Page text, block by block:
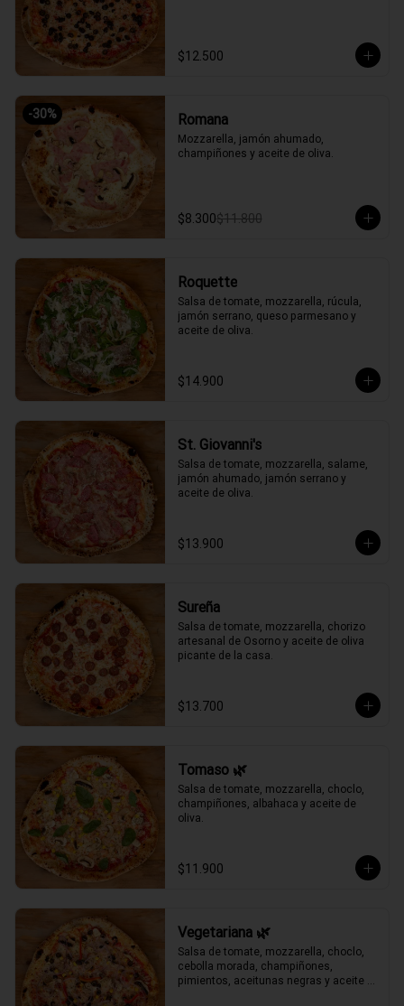
$12.500
-30% Romana
Mozzarella, jamón ahumado,
champiñones y aceite de oliva.
$8.300$11.800
Roquette
Salsa de tomate, mozzarella, rúcula,
jamón serrano, queso parmesano y
aceite de oliva.
$14.900
St. Giovanni's
Salsa de tomate, mozzarella, salame,
jamón ahumado, jamón serrano y
aceite de oliva.
$13.900
Sureña
Salsa de tomate, mozzarella, chorizo
artesanal de Osorno y aceite de oliva
picante de la casa.
$13.700
Tomaso 🌿
Salsa de tomate, mozzarella, choclo,
champiñones, albahaca y aceite de
oliva.
$11.900
Vegetariana 🌿
Salsa de tomate, mozzarella, choclo,
cebolla morada, champiñones,
pimientos, aceitunas negras y aceite